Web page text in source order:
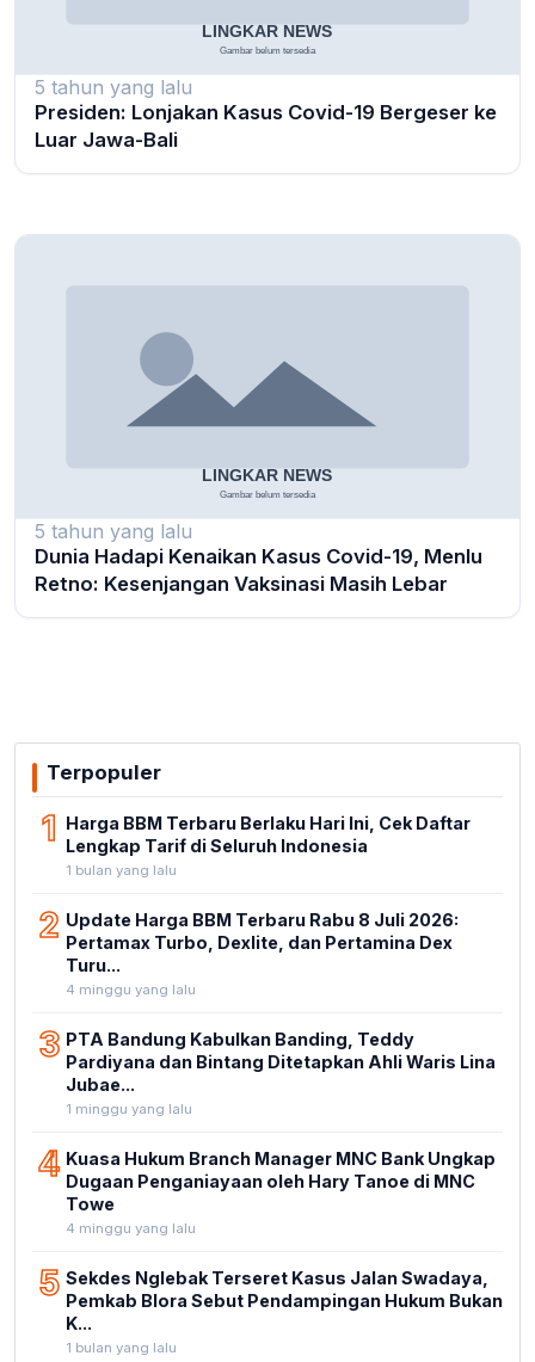
5 tahun yang lalu
Presiden: Lonjakan Kasus Covid-19 Bergeser ke
Luar Jawa-Bali
5 tahun yang lalu
Dunia Hadapi Kenaikan Kasus Covid-19, Menlu
Retno: Kesenjangan Vaksinasi Masih Lebar
Terpopuler
1 Harga BBM Terbaru Berlaku Hari Ini, Cek Daftar
Lengkap Tarif di Seluruh Indonesia
1 bulan yang lalu
2 Update Harga BBM Terbaru Rabu 8 Juli 2026:
Pertamax Turbo, Dexlite, dan Pertamina Dex
Turu...
4 minggu yang lalu
3 PTA Bandung Kabulkan Banding, Teddy
Pardiyana dan Bintang Ditetapkan Ahli Waris Lina
Jubae...
1 minggu yang lalu
4 Kuasa Hukum Branch Manager MNC Bank Ungkap
Dugaan Penganiayaan oleh Hary Tanoe di MNC
Towe
4 minggu yang lalu
5 Sekdes Nglebak Terseret Kasus Jalan Swadaya,
Pemkab Blora Sebut Pendampingan Hukum Bukan
K...
1 bulan yang lalu